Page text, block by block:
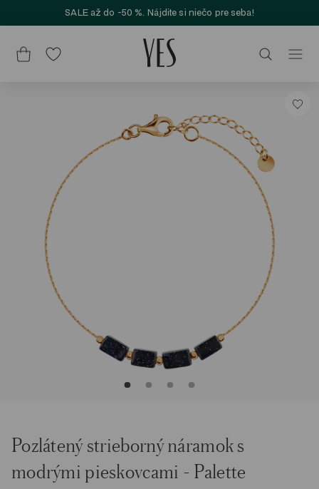
SALE až do -50 %. Nájdite si niečo pre seba!
Pozlátený strieborný náramok s
modrými pieskovcami - Palette